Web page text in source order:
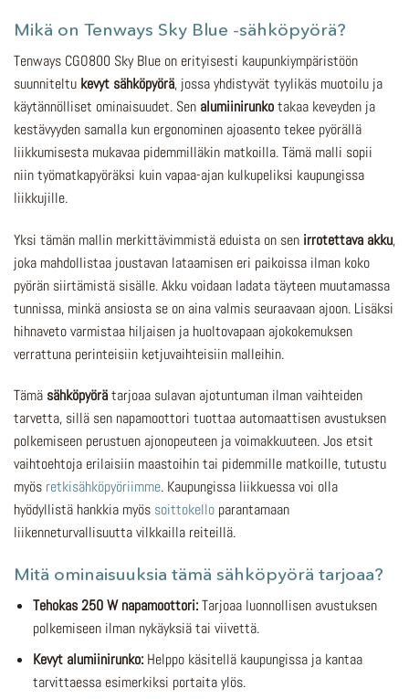
Mikä on Tenways Sky Blue -sähköpyörä?
Tenways CGO800 Sky Blue on erityisesti kaupunkiympäristöön
suunniteltu kevyt sähköpyörä, jossa yhdistyvät tyylikäs muotoilu ja
käytännölliset ominaisuudet. Sen alumiinirunkotakaa keveyden ja
kestävyyden samalla kun ergonominen ajoasento tekee pyörällä
liikkumisesta mukavaa pidemmilläkin matkoilla. Tämä malli sopii
niin työmatkapyöräksi kuin vapaa-ajan kulkupeliksi kaupungissa
liikkujille.
Yksi tämän mallin merkittävimmistä eduista on sen irrotettava akku,
joka mahdollistaa joustavan lataamisen eri paikoissa ilman koko
pyörän siirtämistä sisälle. Akku voidaan ladata täyteen muutamassa
tunnissa, minkä ansiosta se on aina valmis seuraavaan ajoon. Lisäksi
hihnaveto varmistaa hiljaisen ja huoltovapaan ajokokemuksen
verrattuna perinteisiin ketjuvaihteisiin malleihin.
Tämä sähköpyörätarjoaa sulavan ajotuntuman ilman vaihteiden
tarvetta, sillä sen napamoottori tuottaa automaattisen avustuksen
polkemiseen perustuen ajonopeuteen ja voimakkuuteen. Jos etsit
vaihtoehtoja erilaisiin maastoihin tai pidemmille matkoille, tutustu
myös retkisähköpyöriimme. Kaupungissa liikkuessa voi olla
hyödyllistä hankkia myös soittokello parantamaan
liikenneturvallisuutta vilkkailla reiteillä.
Mitä ominaisuuksia tämä sähköpyörä tarjoaa?
Tehokas 250 W napamoottori:Tarjoaa luonnollisen avustuksen
polkemiseen ilman nykäyksiä tai viivettä.
Kevyt alumiinirunko:Helppo käsitellä kaupungissa ja kantaa
tarvittaessa esimerkiksi portaita ylös.